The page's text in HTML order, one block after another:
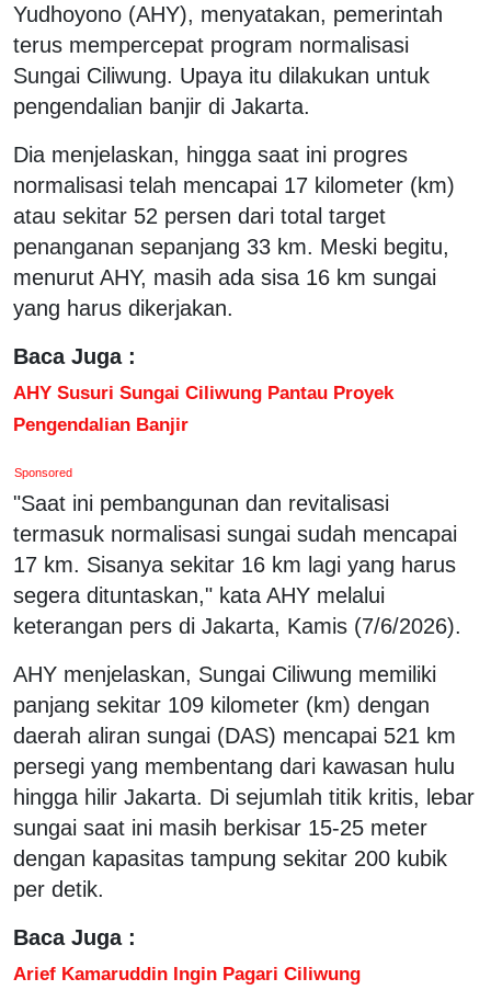
Yudhoyono (AHY), menyatakan, pemerintah
terus mempercepat program normalisasi
Sungai Ciliwung. Upaya itu dilakukan untuk
pengendalian banjir di Jakarta.
Dia menjelaskan, hingga saat ini progres
normalisasi telah mencapai 17 kilometer (km)
atau sekitar 52 persen dari total target
penanganan sepanjang 33 km. Meski begitu,
menurut AHY, masih ada sisa 16 km sungai
yang harus dikerjakan.
Baca Juga :
AHY Susuri Sungai Ciliwung Pantau Proyek
Pengendalian Banjir
Sponsored
"Saat ini pembangunan dan revitalisasi
termasuk normalisasi sungai sudah mencapai
17 km. Sisanya sekitar 16 km lagi yang harus
segera dituntaskan," kata AHY melalui
keterangan pers di Jakarta, Kamis (7/6/2026).
AHY menjelaskan, Sungai Ciliwung memiliki
panjang sekitar 109 kilometer (km) dengan
daerah aliran sungai (DAS) mencapai 521 km
persegi yang membentang dari kawasan hulu
hingga hilir Jakarta. Di sejumlah titik kritis, lebar
sungai saat ini masih berkisar 15-25 meter
dengan kapasitas tampung sekitar 200 kubik
per detik.
Baca Juga :
Arief Kamaruddin Ingin Pagari Ciliwung